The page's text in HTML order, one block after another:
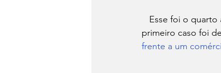
primeiro caso foi de
frente a um